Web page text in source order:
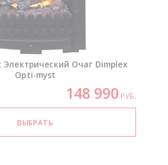
Электрический Очаг Dimplex
Opti-myst
148 990 РУБ.